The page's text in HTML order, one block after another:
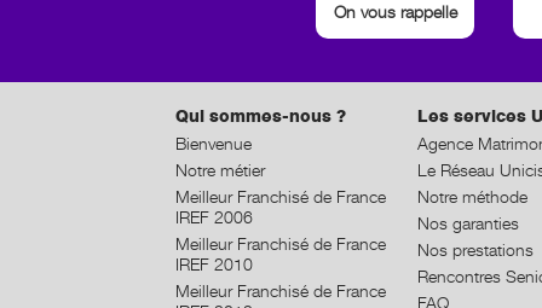
On vous rappelle
Qui sommes-nous ?
Bienvenue
Notre métier
Meilleur Franchisé de France
IREF 2006
Meilleur Franchisé de France
IREF 2010
Meilleur Franchisé de France
Les services
Agence
Le Réseau
Notre méthode
Nos garanties
Nos prestations
Rencontres
FAQ